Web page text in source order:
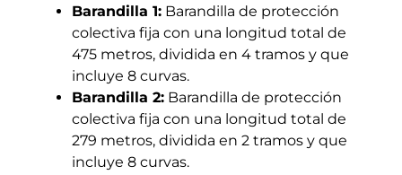
Barandilla 1: Barandilla de protección
colectiva fija con una longitud total de
475 metros, dividida en 4 tramos y que
incluye 8 curvas.
Barandilla 2: Barandilla de protección
colectiva fija con una longitud total de
279 metros, dividida en 2 tramos y que
incluye 8 curvas.